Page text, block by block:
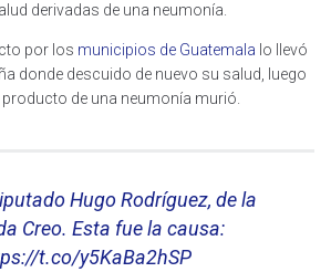
derivadas de una neumonía.
por los municipios de Guatemala lo llevó
donde descuido de nuevo su salud, luego
de una neumonía murió.
Hugo Rodríguez, de la
Creo. Esta fue la causa:
t.co/y5KaBa2hSP